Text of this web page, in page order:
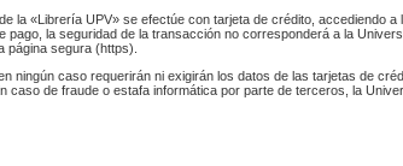
la «Librería UPV» se efectúe con tarjeta de crédito, accediendo
la seguridad de la transacción no corresponderá a la
página segura (https).
ningún caso requerirán ni exigirán los datos de las tarjetas de
de fraude o estafa informática por parte de terceros, la